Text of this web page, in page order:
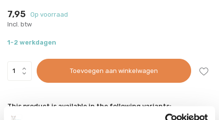
7,95
Op voorraad
Incl. btw
1-2 werkdagen
Toevoegen aan winkelwagen
This product is available in the following variants: